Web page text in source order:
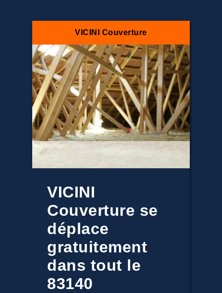
VICINI Couverture
VICINI
Couverture se
déplace
gratuitement
dans tout le
83140